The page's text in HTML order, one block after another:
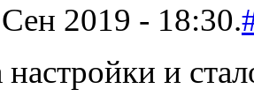
2019 - 18:30.
и